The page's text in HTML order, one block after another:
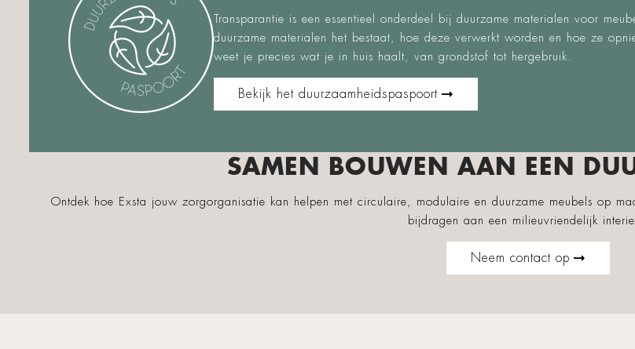
Transparantie is een essentieel onderdeel bij duurzame materialen voor
duurzame materialen het bestaat, hoe deze verwerkt worden en hoe ze
weet je precies wat je in huis haalt, van grondstof tot hergebruik.
Bekijk het duurzaamheidspaspoort
SAMEN BOUWEN AAN EEN
Ontdek hoe Exsta jouw zorgorganisatie kan helpen met circulaire, modulaire en duurzame meubels op
bijdragen aan een milieuvriendelijk
Neem contact op